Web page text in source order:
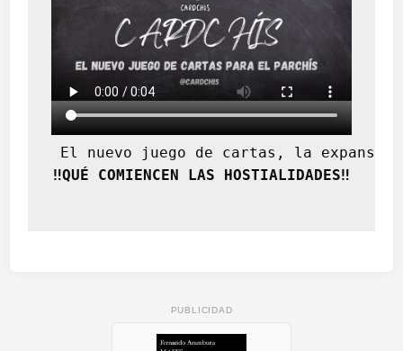
El nuevo juego de cartas, la
‼️QUÉ COMIENCEN LAS HOSTIALIDADES‼️
PUBLICIDAD